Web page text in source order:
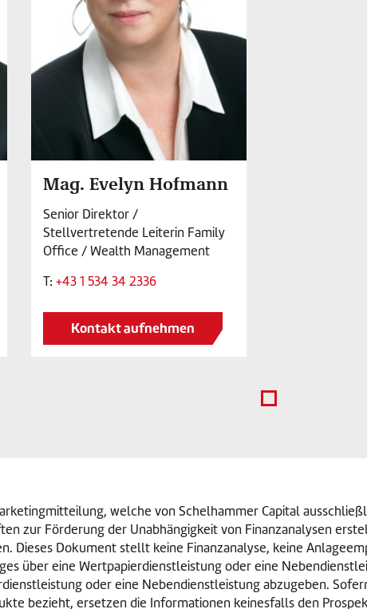
Mag. Evelyn Hofmann
Senior Direktor /
Stellvertretende Leiterin Family
Office / Wealth Management
T: +43 1 534 34 2336
Kontakt aufnehmen
welche von Schelhammer Capital
zur Förderung der Unabhängigkeit von Finanzanalysen
Dieses Dokument stellt keine Finanzanalyse, keine
über eine Wertpapierdienstleistung oder eine
oder eine Nebendienstleistung abzugeben.
bezieht, ersetzen die Informationen keinesfalls den